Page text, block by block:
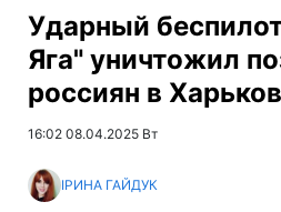
Ударный
Яга" уничтожил
россиян в
16:02 08.04.2025 Вт
ІРИНА ГАЙДУК